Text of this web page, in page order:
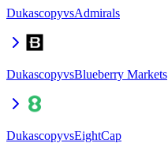
DukascopyvsAdmirals
DukascopyvsBlueberry Markets
DukascopyvsEightCap